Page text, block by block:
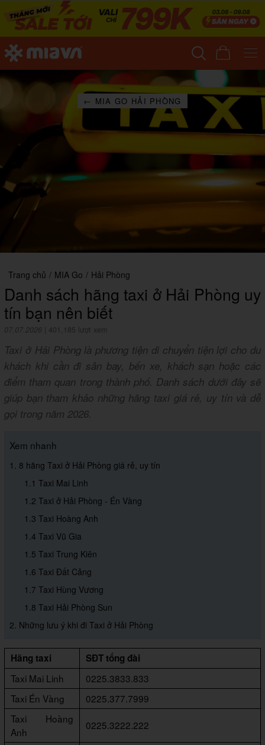
← MIA GO HẢI PHÒNG
Trang chủ / MIA Go / Hải Phòng
Danh sách hãng taxi ở Hải Phòng uy
tín bạn nên biết
07.07.2026 401,185 lượt xem
Taxi ở Hải Phòng là phương tiện di chuyển tiện lợi cho du
khách khi cần đi sân bay, bến xe, khách sạn hoặc các
điểm tham quan trong thành phố. Danh sách dưới đây sẽ
giúp bạn tham khảo những hãng taxi giá rẻ, uy tín và dễ
gọi trong năm 2026.
Xem nhanh
1. 8 hãng Taxi ở Hải Phòng giá rẻ, uy tín
1.1 Taxi Mai Linh
1.2 Taxi ở Hải Phòng - Én Vàng
1.3 Taxi Hoàng Anh
1.4 Taxi Vũ Gia
1.5 Taxi Trung Kiên
1.6 Taxi Đất Cảng
1.7 Taxi Hùng Vương
1.8 Taxi Hải Phòng Sun
2. Những lưu ý khi đi Taxi ở Hải Phòng
Hãng taxi
SĐT tổng đài
Taxi Mai Linh
0225.3833.833
Taxi Én Vàng
0225.377.7999
Taxi Hoàng
Anh
0225.3222.222